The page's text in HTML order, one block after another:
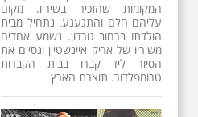
עליהם חלם והתגעגע. נתחיל מבית
הולדתו ברחוב גורדון. נשמע אחדים
משיריו של אריק איינשטיין ונסיים את
הסיור ליד קברו בבית הקברות
טרומפלדור. תוצרת הארץ